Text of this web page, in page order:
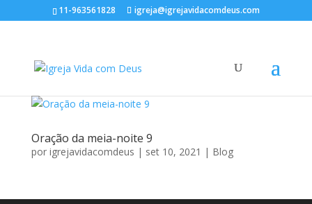
11-963561828 igreja@igrejavidacomdeus.com
Oração da meia-noite 9
por igrejavidacomdeus | set 10, 2021 | Blog